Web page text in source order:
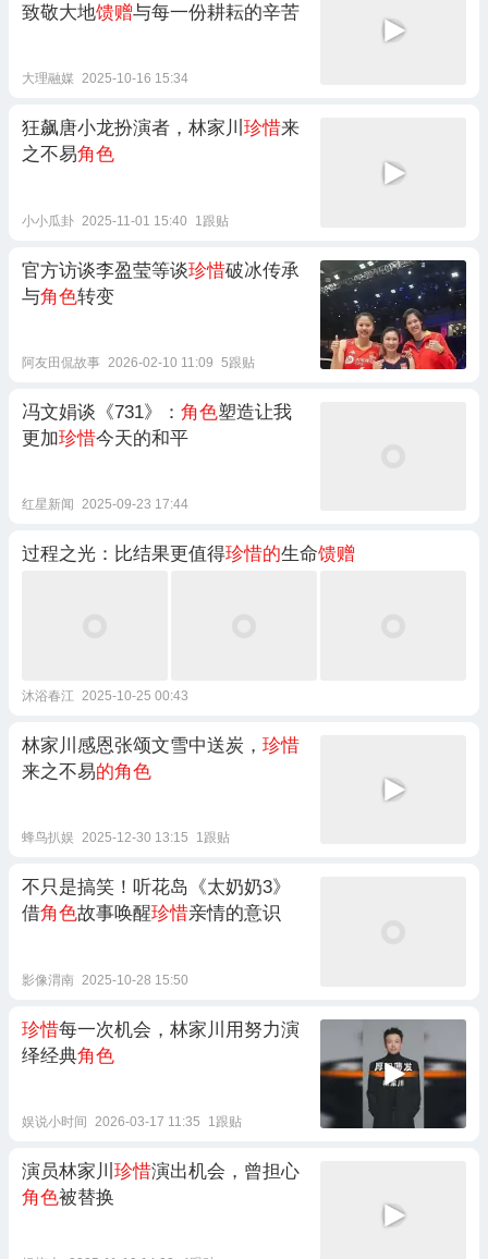
致敬大地馈赠与每一份耕耘的辛苦
大理融媒 2025-10-16 15:34
狂飙唐小龙扮演者，林家川 珍惜来
之不易角色
小小瓜卦 2025-11-01 15:40 1跟贴
官方访谈李盈莹等谈珍惜破冰传承
与角色转变
阿友田侃故事 2026-02-10 11:09 5跟贴
冯文娟谈《731》： 角色塑造让我
更加珍惜今天的和平
红星新闻 2025-09-23 17:44
过程之光：比结果更值得珍惜的生命馈赠
沐浴春江 2025-10-25 00:43
林家川感恩张颂文雪中送炭， 珍惜
来之不易的角色
蜂鸟扒娱 2025-12-30 13:15 1跟贴
不只是搞笑！听花岛《太奶奶3》
借角色故事唤醒珍惜亲情的意识
影像渭南 2025-10-28 15:50
珍惜每一次机会，林家川用努力演
绎经典角色
娱说小时间 2026-03-17 11:35 1跟贴
演员林家川 珍惜演出机会，曾担心
角色被替换